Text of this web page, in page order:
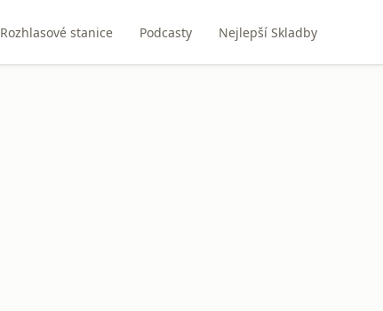
Rozhlasové stanice Podcasty Nejlepší Skladby